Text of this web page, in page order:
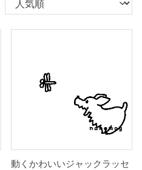
動くかわいいジャックラッセ